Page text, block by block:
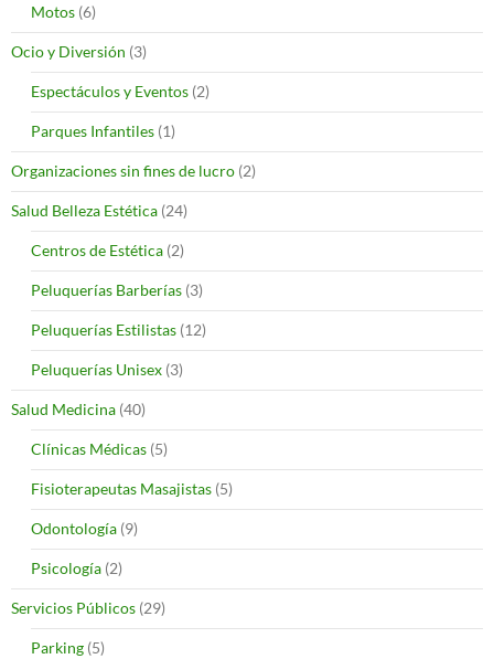
Motos (6)
Ocio y Diversión (3)
Espectáculos y Eventos (2)
Parques Infantiles (1)
Organizaciones sin fines de lucro (2)
Salud Belleza Estética (24)
Centros de Estética (2)
Peluquerías Barberías (3)
Peluquerías Estilistas (12)
Peluquerías Unisex (3)
Salud Medicina (40)
Clínicas Médicas (5)
Fisioterapeutas Masajistas (5)
Odontología (9)
Psicología (2)
Servicios Públicos (29)
Parking (5)